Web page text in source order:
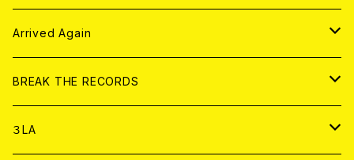
アパレル
書籍
DIGITAL CONTENTS
CD
アナログ
Arrived Again
CD
アナログ
BREAK THE RECORDS
CD
３LA